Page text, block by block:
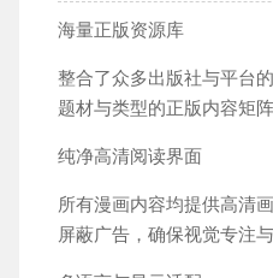
海量正版资源库
整合了众多出版社与平台
题材与类型的正版内容矩阵
纯净高清阅读界面
所有漫画内容均提供高清
屏蔽广告，确保视觉专注与